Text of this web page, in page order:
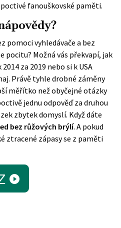
fanouškovské paměti.
pomoci vyhledávače a bez
Možná vás překvapí, jak
za 2019 nebo si k USA
Právě tyhle drobné záměny
měřítko než obyčejné otázky
jednu odpověď za druhou
zbytek domyslí. Když dáte
bez růžových brýlí. A pokud
ztracené zápasy se z paměti